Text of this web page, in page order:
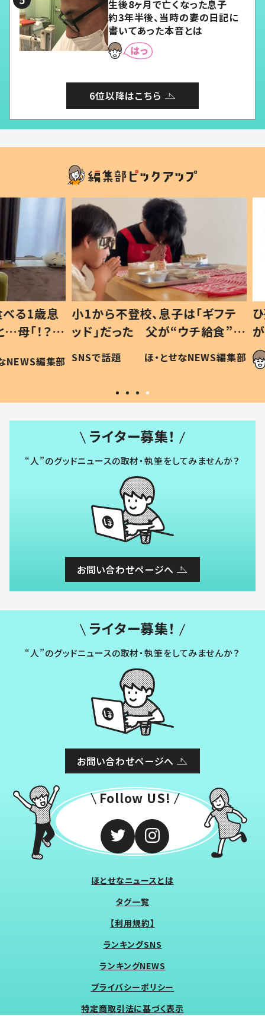
生後8ヶ月で亡くなった息子
約3年半後、当時の妻の日記に
書いてあった本音とは
6位以降はこちら
歳息
？」
編集部
小1から不登校、息子は「ギフテ
ッド」だった 父が“ウチ給食”を
作り続ける理由とは #令和の親
#令和の子
SNSで話題 ほ・とせなNEWS編集部
ひ孫
が、
「涙が
い」
ライター募集！
“人”のグッドニュースの取材・執筆をしてみませんか？
お問い合わせページへ
ライター募集！
“人”のグッドニュースの取材・執筆をしてみませんか？
お問い合わせページへ
Follow US!
ほとせなニュースとは
タグ一覧
【利用規約】
ランキングSNS
ランキングNEWS
プライバシーポリシー
特定商取引法に基づく表示